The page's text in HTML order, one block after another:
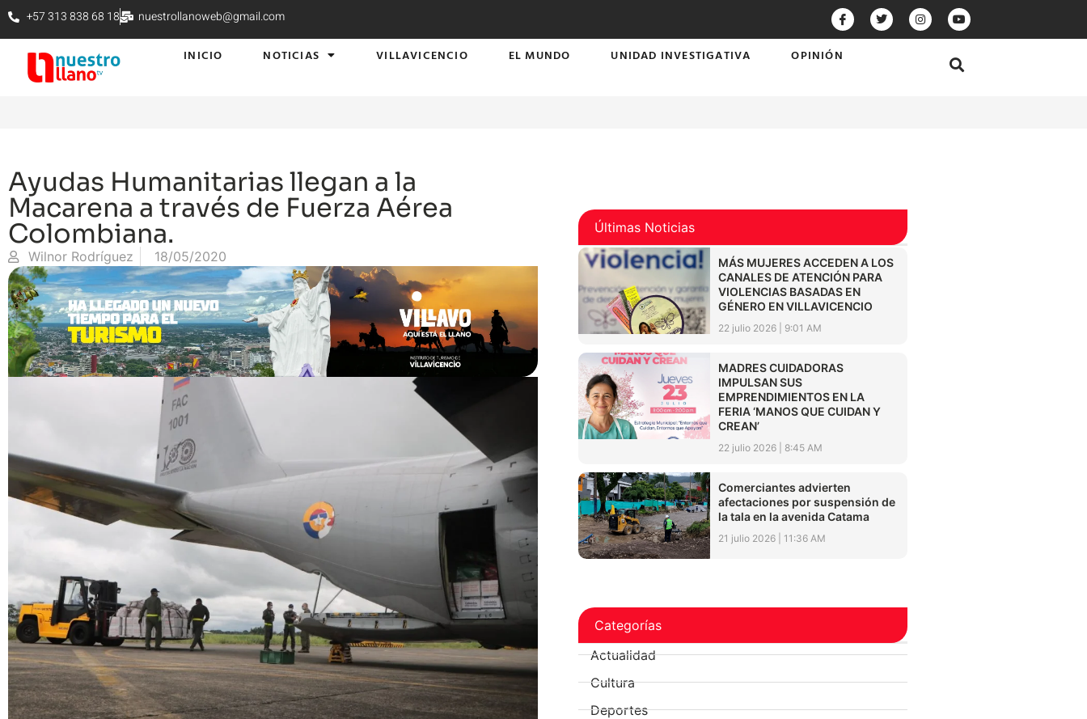
+57 313 838 68 18 nuestrollanoweb@gmail.com
INICIO NOTICIAS VILLAVICENCIO EL MUNDO UNIDAD INVESTIGATIVA OPINIÓN
Ayudas Humanitarias llegan a la
Macarena a través de Fuerza Aérea
Colombiana.
Wilnor Rodríguez 18/05/2020
Últimas Noticias
MÁS MUJERES ACCEDEN A LOS
CANALES DE ATENCIÓN PARA
VIOLENCIAS BASADAS EN
GÉNERO EN VILLAVICENCIO
22 julio 2026 9:01 AM
MADRES CUIDADORAS
IMPULSAN SUS
EMPRENDIMIENTOS EN LA
FERIA ‘MANOS QUE CUIDAN Y
CREAN’
22 julio 2026 8:45 AM
Comerciantes advierten
afectaciones por suspensión de
la tala en la avenida Catama
21 julio 2026 11:36 AM
Categorías
Actualidad
Cultura
Deportes